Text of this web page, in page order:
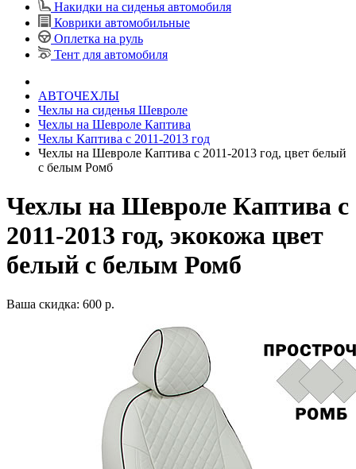
Накидки на сиденья автомобиля
Коврики автомобильные
Оплетка на руль
Тент для автомобиля
АВТОЧЕХЛЫ
Чехлы на сиденья Шевроле
Чехлы на Шевроле Каптива
Чехлы Каптива с 2011-2013 год
Чехлы на Шевроле Каптива с 2011-2013 год, цвет белый
с белым Ромб
Чехлы на Шевроле Каптива с
2011-2013 год, экокожа цвет
белый с белым Ромб
Ваша скидка: 600 р.